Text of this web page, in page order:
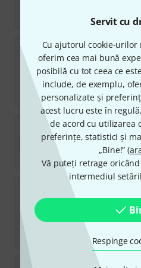
Servit cu
Cu ajutorul cookie-urilor
oferim cea mai bună
posibilă cu tot ceea ce
include, de exemplu,
personalizate și
acest lucru este în
de acord cu utilizarea
preferințe, statistici și
„Bine!” (
Vă puteți retrage
intermediul
Respinge
lei
Explorer Cases
în stoc
1.366lei
30-prețul
-5%
Explorer Cases
2
184lei
Explorer Cases
1.738lei
30-prețul
-8%
Explorer Cases